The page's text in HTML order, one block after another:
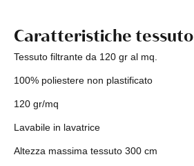
Caratteristiche tessuto
Tessuto filtrante da 120 gr al mq.
100% poliestere non plastificato
120 gr/mq
Lavabile in lavatrice
Altezza massima tessuto 300 cm